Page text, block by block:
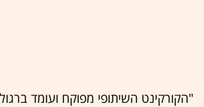
"הקורקינט השיתופי מפוקח ועומד